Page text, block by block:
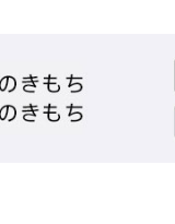
が充分でなく、大変な
使えないケースもある